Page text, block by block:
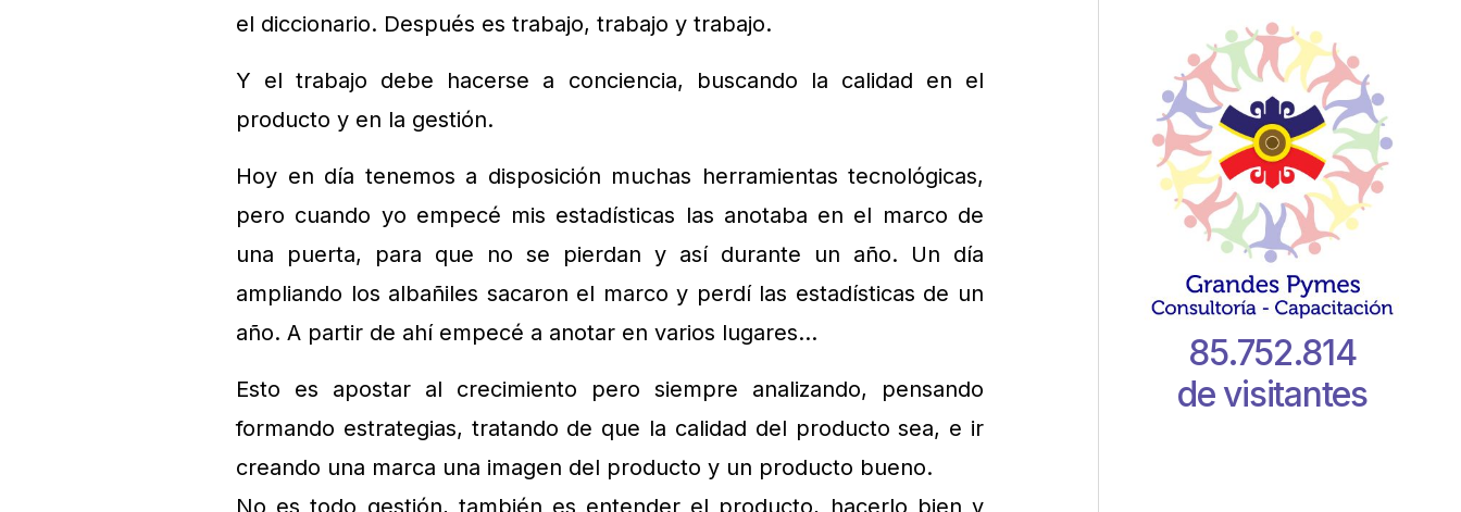
el diccionario. Después es trabajo, trabajo y trabajo.
Y el trabajo debe hacerse a conciencia, buscando la calidad en el
producto y en la gestión.
Hoy en día tenemos a disposición muchas herramientas tecnológicas,
pero cuando yo empecé mis estadísticas las anotaba en el marco de
una puerta, para que no se pierdan y así durante un año. Un día
ampliando los albañiles sacaron el marco y perdí las estadísticas de un
año. A partir de ahí empecé a anotar en varios lugares…
Esto es apostar al crecimiento pero siempre analizando, pensando
formando estrategias, tratando de que la calidad del producto sea, e ir
creando una marca una imagen del producto y un producto bueno.
85.752.814
de visitantes